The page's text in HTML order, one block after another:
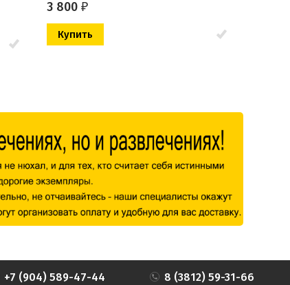
3 800 ₽
+7 (904) 589-47-44 8 (3812) 59-31-66